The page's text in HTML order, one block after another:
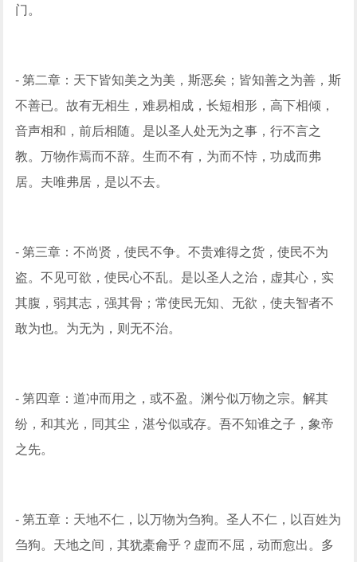
门。
- 第二章：天下皆知美之为美，斯恶矣；皆知善之为善，斯
不善已。故有无相生，难易相成，长短相形，高下相倾，
音声相和，前后相随。是以圣人处无为之事，行不言之
教。万物作焉而不辞。生而不有，为而不恃，功成而弗
居。夫唯弗居，是以不去。
- 第三章：不尚贤，使民不争。不贵难得之货，使民不为
盗。不见可欲，使民心不乱。是以圣人之治，虚其心，实
其腹，弱其志，强其骨；常使民无知、无欲，使夫智者不
敢为也。为无为，则无不治。
- 第四章：道冲而用之，或不盈。渊兮似万物之宗。解其
纷，和其光，同其尘，湛兮似或存。吾不知谁之子，象帝
之先。
- 第五章：天地不仁，以万物为刍狗。圣人不仁，以百姓为
刍狗。天地之间，其犹橐龠乎？虚而不屈，动而愈出。多